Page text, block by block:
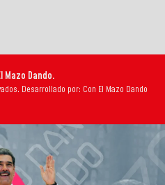
Dando.
Desarrollado por: Con El Mazo Dando